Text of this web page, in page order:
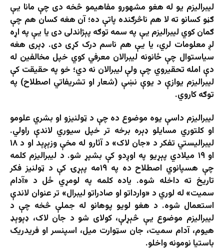
لیبرالیزم یو له هغو مشهورو مفاهیمو څخه دی چې مانا یې
ګڼو کسانو ته لا هم ناڅرګنده پاتې ده؛ آن هغه کسان هم چې
ګمان کوي لیبرالیزم یې په سمه توګه پېژاندلی دی یا یې په اړه
لږ معلومات لري، یا یې هم ناسم درک کړی دی. ډېری هغه
سیاستوال چې ځانونه لیبرالان معرفي کوي خپل مخالفین له
دې امله تحقیروي چې ولې لیبرالان نه دي؛ خو په حقیقت کې
لیبرالیزم یوازې د یوې نښې (شعار او تشریفاتي اصطلاح) په
توګه کاروي.
لیبرالیزم داسې یوه موضوع ده چې د ټولنیزو او بشري علومو
او کلتوري مسایلو ډېره برخه تر خپل سیوري لاندې راولي.
لیبرالیستي تفکر د «جان لاک» د آثارو له مخې وزېږېد او د ۱۸
او ۱۹ میلادي پېړیو په اوږدو کې بشپړ شو. د لیبرالیزم کلمه
چې هسپانوي اصطلاح ده په ۱۹مه پېړۍ کې د ټولنیز فکر
تاریخ ته داخله شوه. یاده کلمه په لومړي ځل د «آدام
سمیت» له لوري د «وارداتو او صادراتو لیبرال» تر عنوان لاندې
استعمال شوه. د هغو لویو پوهانو له جملې څخه چې د
لیبرالیزم موضوع یې څېړلې، کولای شو د جان لاک، ډېوېډ
هیوم، آدام سمیت، جان سټوارت میل، اسپنسر او فریدریک
باستیا نومونه واخلو.